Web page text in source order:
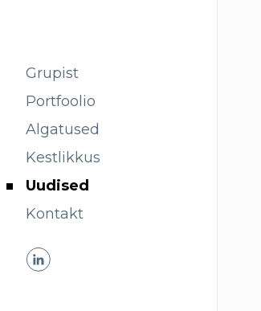
Grupist
Portfoolio
Algatused
Kestlikkus
Uudised
Kontakt